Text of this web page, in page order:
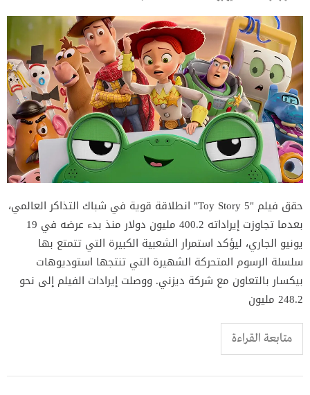
حقق فيلم "Toy Story 5" انطلاقة قوية في شباك التذاكر العالمي،
بعدما تجاوزت إيراداته 400.2 مليون دولار منذ بدء عرضه في 19
يونيو الجاري، ليؤكد استمرار الشعبية الكبيرة التي تتمتع بها
سلسلة الرسوم المتحركة الشهيرة التي تنتجها استوديوهات
بيكسار بالتعاون مع شركة ديزني. ووصلت إيرادات الفيلم إلى نحو
248.2 مليون
متابعة القراءة